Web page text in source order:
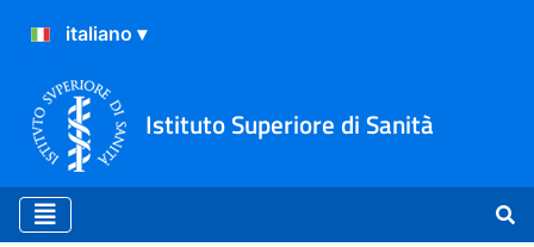
Istituto Superiore di Sanità